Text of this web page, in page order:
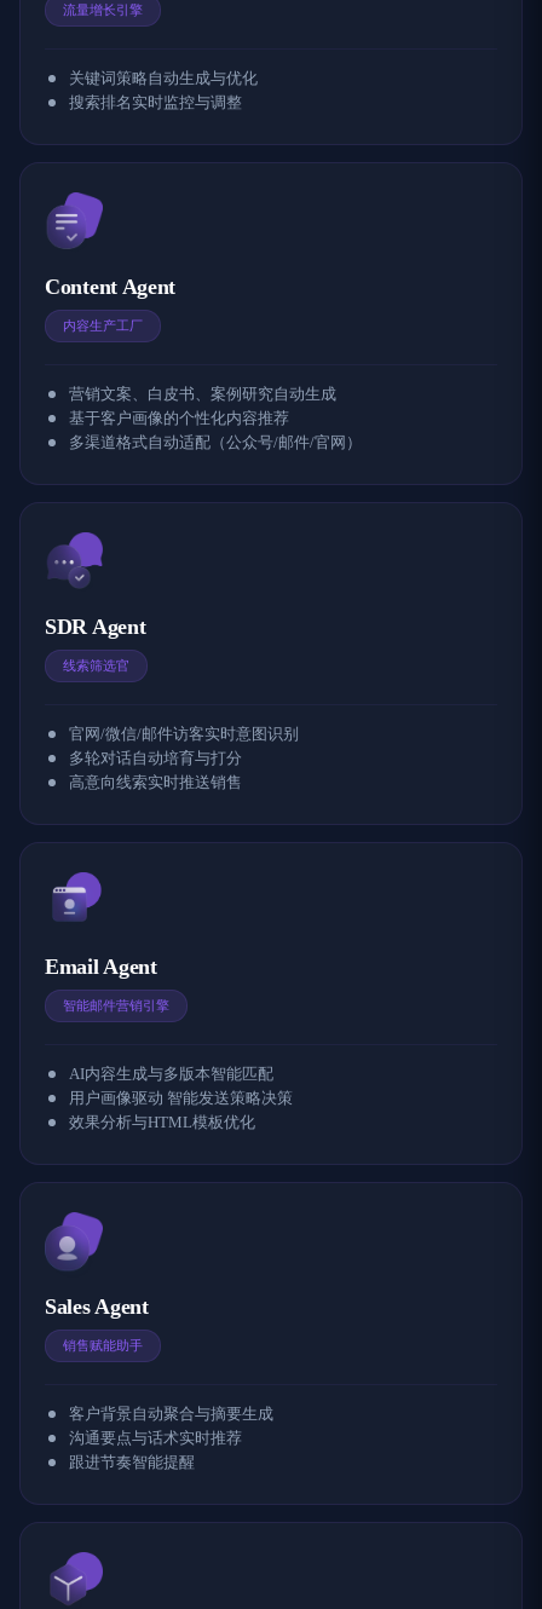
流量增长引擎
关键词策略自动生成与优化
搜索排名实时监控与调整
Content Agent
内容生产工厂
营销文案、白皮书、案例研究自动生成
基于客户画像的个性化内容推荐
多渠道格式自动适配（公众号/邮件/官网）
SDR Agent
线索筛选官
官网/微信/邮件访客实时意图识别
多轮对话自动培育与打分
高意向线索实时推送销售
Email Agent
智能邮件营销引擎
AI内容生成与多版本智能匹配
用户画像驱动 智能发送策略决策
效果分析与HTML模板优化
Sales Agent
销售赋能助手
客户背景自动聚合与摘要生成
沟通要点与话术实时推荐
跟进节奏智能提醒